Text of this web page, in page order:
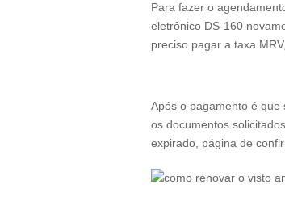
Para fazer o
eletrônico DS-160
preciso pagar a taxa
Após o pagamento é
os documentos
expirado, página de